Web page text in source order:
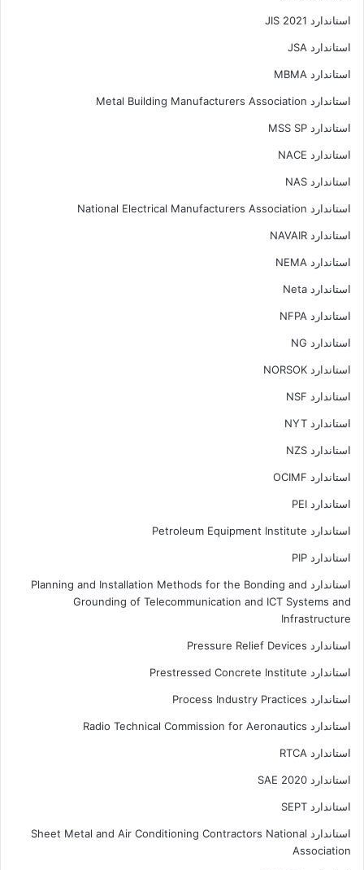
استاندارد JIS 2021
استاندارد JSA
استاندارد MBMA
استاندارد Metal Building Manufacturers Association
استاندارد MSS SP
استاندارد NACE
استاندارد NAS
استاندارد National Electrical Manufacturers Association
استاندارد NAVAIR
استاندارد NEMA
استاندارد Neta
استاندارد NFPA
استاندارد NG
استاندارد NORSOK
استاندارد NSF
استاندارد NYT
استاندارد NZS
استاندارد OCIMF
استاندارد PEI
استاندارد Petroleum Equipment Institute
استاندارد PIP
استاندارد Planning and Installation Methods for the Bonding and
Grounding of Telecommunication and ICT Systems and
Infrastructure
استاندارد Pressure Relief Devices
استاندارد Prestressed Concrete Institute
استاندارد Process Industry Practices
استاندارد Radio Technical Commission for Aeronautics
استاندارد RTCA
استاندارد SAE 2020
استاندارد SEPT
استاندارد Sheet Metal and Air Conditioning Contractors National
Association